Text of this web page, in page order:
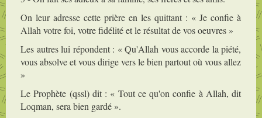
On leur adresse cette prière en les quittant : « Je confie à
Allah votre foi, votre fidélité et le résultat de vos oeuvres »
Les autres lui répondent : « Qu'Allah vous accorde la piété,
vous absolve et vous dirige vers le bien partout où vous allez
»
Le Prophète (qssl) dit : « Tout ce qu'on confie à Allah, dit
Loqman, sera bien gardé ».